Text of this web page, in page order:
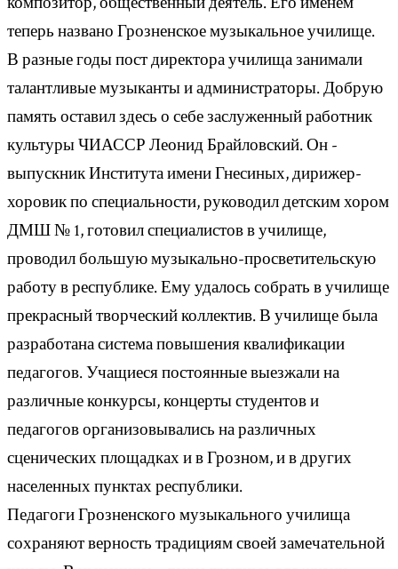
теперь названо Грозненское музыкальное училище.
В разные годы пост директора училища занимали
талантливые музыканты и администраторы. Добрую
память оставил здесь о себе заслуженный работник
культуры ЧИАССР Леонид Брайловский. Он -
выпускник Института имени Гнесиных, дирижер-
хоровик по специальности, руководил детским хором
ДМШ № 1, готовил специалистов в училище,
проводил большую музыкально-просветительскую
работу в республике. Ему удалось собрать в училище
прекрасный творческий коллектив. В училище была
разработана система повышения квалификации
педагогов. Учащиеся постоянные выезжали на
различные конкурсы, концерты студентов и
педагогов организовывались на различных
сценических площадках и в Грозном, и в других
населенных пунктах республики.
Педагоги Грозненского музыкального училища
сохраняют верность традициям своей замечательной